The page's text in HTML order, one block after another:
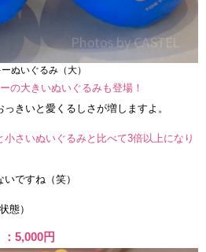
ぬいぐるみ（大）
の大きいぬいぐるみも登場！
きいと愛くるしさが増しますよ。
さいぬいぐるみと比べて3倍以上になり
ですね（笑）
態）
5,000円